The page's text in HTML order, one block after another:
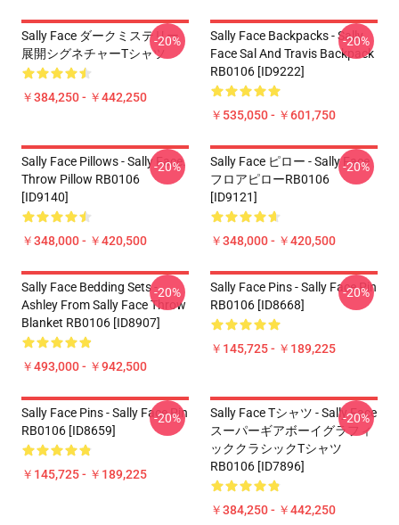
Sally Face ダークミステリー
展開シグネチャーTシャツ
￥384,250 - ￥442,250
-20%
Sally Face Backpacks - Sally
Face Sal And Travis Backpack
RB0106 [ID9222]
￥535,050 - ￥601,750
-20%
Sally Face Pillows - Sally Face.
Throw Pillow RB0106
[ID9140]
￥348,000 - ￥420,500
-20%
Sally Face ピロー - Sally Face
フロアピローRB0106
[ID9121]
￥348,000 - ￥420,500
-20%
Sally Face Bedding Sets -
Ashley From Sally Face Throw
Blanket RB0106 [ID8907]
￥493,000 - ￥942,500
-20%
Sally Face Pins - Sally Face Pin
RB0106 [ID8668]
￥145,725 - ￥189,225
-20%
Sally Face Pins - Sally Face Pin
RB0106 [ID8659]
￥145,725 - ￥189,225
-20%
Sally Face Tシャツ - Sally Face
スーパーギアボーイグラフィ
ッククラシックTシャツ
RB0106 [ID7896]
￥384,250 - ￥442,250
-20%